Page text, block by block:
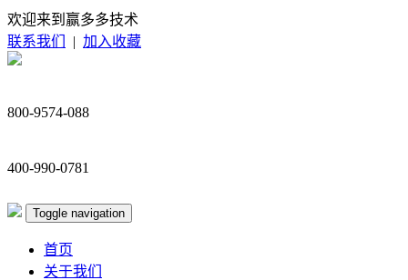
欢迎来到赢多多技术
联系我们
| 加入收藏
800-9574-088
400-990-0781
Toggle navigation
首页
关于我们